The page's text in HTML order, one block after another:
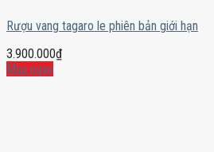
Rượu vang tagaro le phiên bản giới hạn
3.900.000₫
Mua ngay